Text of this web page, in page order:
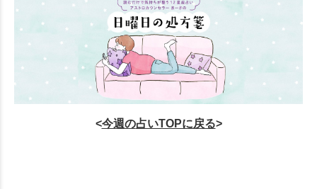
<今週の占いTOPに戻る>